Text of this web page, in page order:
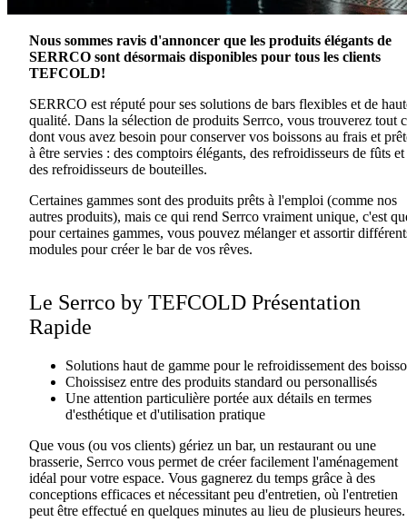
Nous sommes ravis d'annoncer que les produits élégants de
SERRCO sont désormais disponibles pour tous les clients
TEFCOLD!
SERRCO est réputé pour ses solutions de bars flexibles et de
qualité. Dans la sélection de produits Serrco, vous trouverez tout
dont vous avez besoin pour conserver vos boissons au frais et
à être servies : des comptoirs élégants, des refroidisseurs de fûts et
des refroidisseurs de bouteilles.
Certaines gammes sont des produits prêts à l'emploi (comme nos
autres produits), mais ce qui rend Serrco vraiment unique, c'est
pour certaines gammes, vous pouvez mélanger et assortir
modules pour créer le bar de vos rêves.
Le Serrco by TEFCOLD Présentation
Rapide
Solutions haut de gamme pour le refroidissement des
Choissisez entre des produits standard ou personallisés
Une attention particulière portée aux détails en termes
d'esthétique et d'utilisation pratique
Que vous (ou vos clients) gériez un bar, un restaurant ou une
brasserie, Serrco vous permet de créer facilement l'aménagement
idéal pour votre espace. Vous gagnerez du temps grâce à des
conceptions efficaces et nécessitant peu d'entretien, où l'entretien
peut être effectué en quelques minutes au lieu de plusieurs